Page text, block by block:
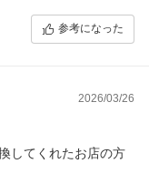
参考になった
2026/03/26
してくれたお店の方